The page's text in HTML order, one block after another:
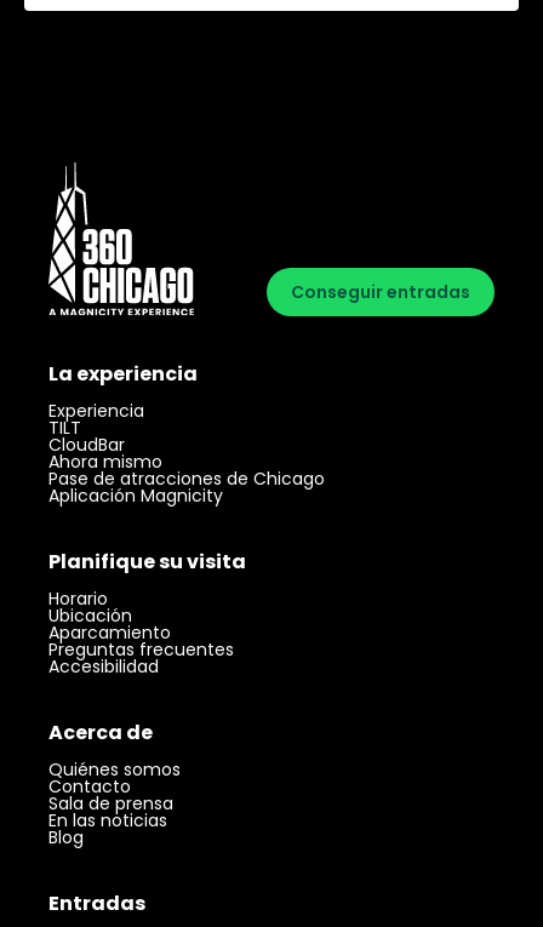
Conseguir entradas
La experiencia
Experiencia
TILT
CloudBar
Ahora mismo
Pase de atracciones de Chicago
Aplicación Magnicity
Planifique su visita
Horario
Ubicación
Aparcamiento
Preguntas frecuentes
Accesibilidad
Acerca de
Quiénes somos
Contacto
Sala de prensa
En las noticias
Blog
Entradas